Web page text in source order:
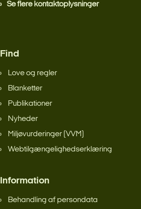
Se flere kontaktoplysninger
Find
Love og regler
Blanketter
Publikationer
Nyheder
Miljøvurderinger (VVM)
Webtilgængelighedserklæring
Information
Behandling af persondata